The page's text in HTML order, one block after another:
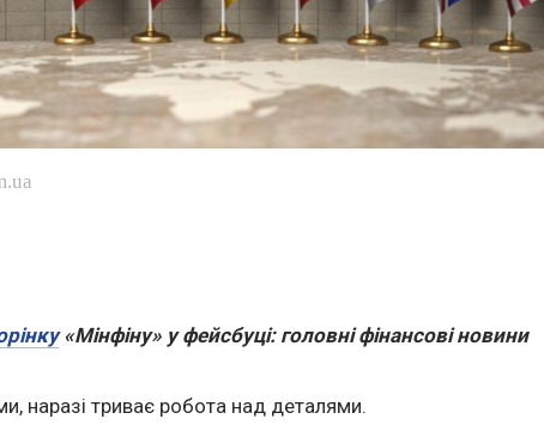
«Мінфіну» у фейсбуці: головні фінансові новини
наразі триває робота над деталями.